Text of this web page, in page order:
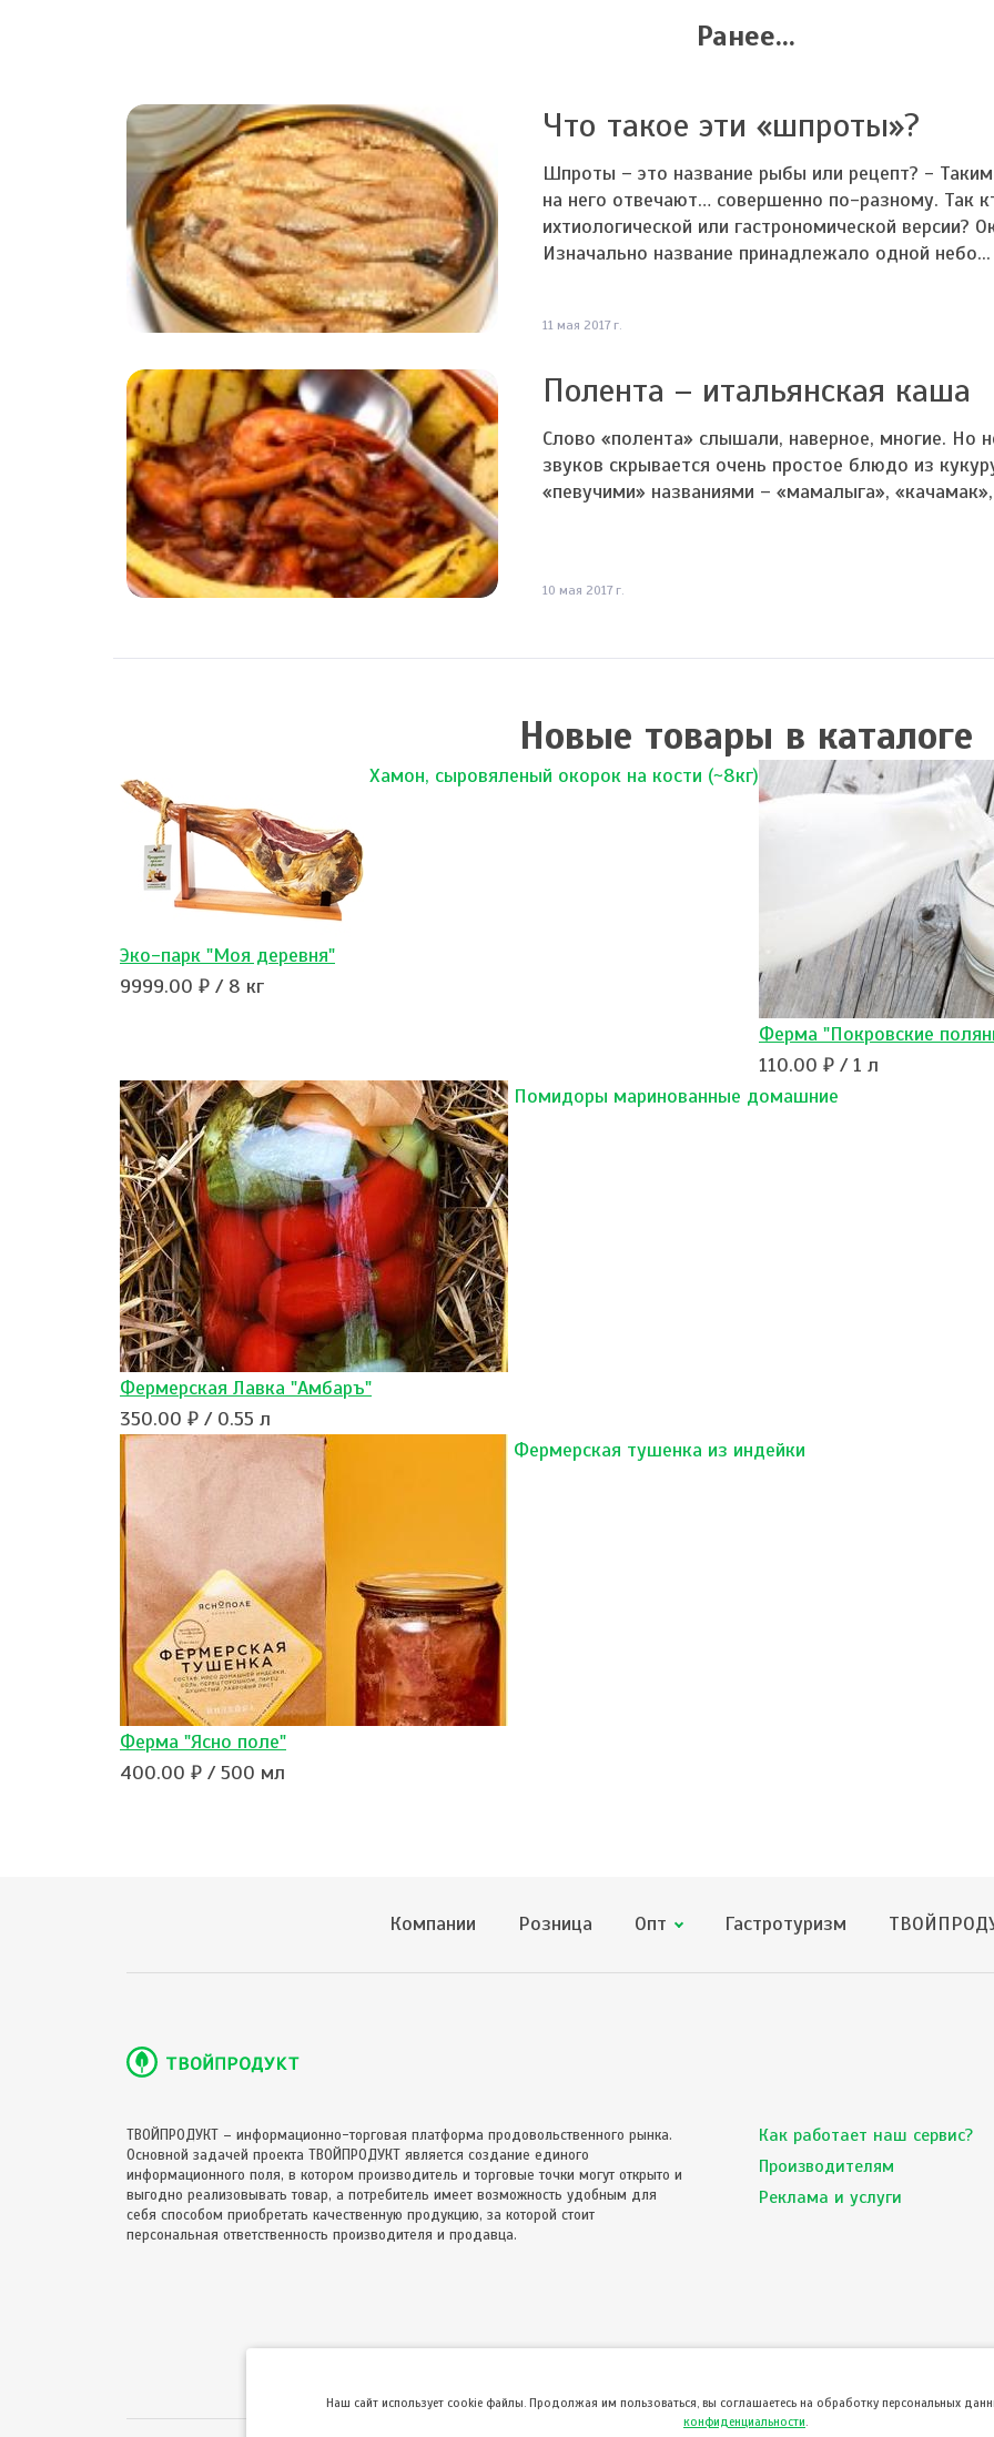
Ранее...
Что такое эти «шпроты»?
Шпроты – это название рыбы или рецепт? -
на него отвечают… совершенно по-разному. Так
ихтиологической или гастрономической версии?
Изначально название принадлежало одной небо...
11 мая 2017 г.
Полента – итальянская каша
Слово «полента» слышали, наверное, многие. Но
звуков скрывается очень простое блюдо из
«певучими» названиями – «мамалыга»,
10 мая 2017 г.
Новые товары в каталоге
Хамон, сыровяленый окорок на кости (~8кг)
Эко-парк "Моя деревня"
9999.00 ₽ / 8 кг
Ферма "Покровские
110.00 ₽ / 1 л
Помидоры маринованные домашние
Фермерская Лавка "Амбаръ"
350.00 ₽ / 0.55 л
Фермерская тушенка из индейки
Ферма "Ясно поле"
400.00 ₽ / 500 мл
Компании Розница Опт Гастротуризм
ТВОЙПРОДУКТ – информационно-торговая платформа продовольственного рынка.
Основной задачей проекта ТВОЙПРОДУКТ является создание единого
информационного поля, в котором производитель и торговые точки могут открыто и
выгодно реализовывать товар, а потребитель имеет возможность удобным для
себя способом приобретать качественную продукцию, за которой стоит
персональная ответственность производителя и продавца.
Как работает наш сервис?
Производителям
Реклама и услуги
Hаш сайт использует cookie файлы. Продолжая им пользоваться, вы соглашаетесь на обработку персональных
конфиденциальности